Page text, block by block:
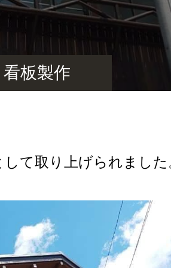
看板製作
て取り上げられまし